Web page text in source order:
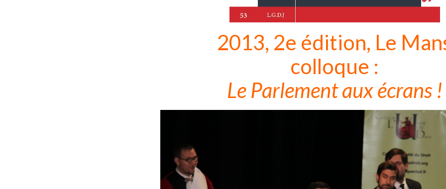
2013, 2e édition, Le
colloque :
Le Parlement aux écrans !